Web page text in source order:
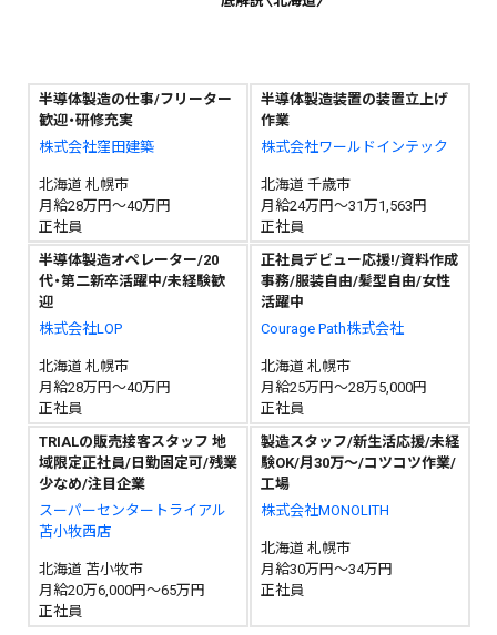
半導体製造の仕事/フリーター
歓迎・研修充実
株式会社窪田建築
北海道 札幌市
月給28万円～40万円
正社員
半導体製造装置の装置立上げ
作業
株式会社ワールドインテック
北海道 千歳市
月給24万円～31万1,563円
正社員
半導体製造オペレーター/20
代・第二新卒活躍中/未経験歓
迎
株式会社LOP
北海道 札幌市
月給28万円～40万円
正社員
正社員デビュー応援!/資料作成
事務/服装自由/髪型自由/女性
活躍中
Courage Path株式会社
北海道 札幌市
月給25万円～28万5,000円
正社員
TRIALの販売接客スタッフ 地
域限定正社員/日勤固定可/残業
少なめ/注目企業
スーパーセンタートライアル
苫小牧西店
北海道 苫小牧市
月給20万6,000円～65万円
正社員
製造スタッフ/新生活応援/未経
験OK/月30万～/コツコツ作業/
工場
株式会社MONOLITH
北海道 札幌市
月給30万円～34万円
正社員